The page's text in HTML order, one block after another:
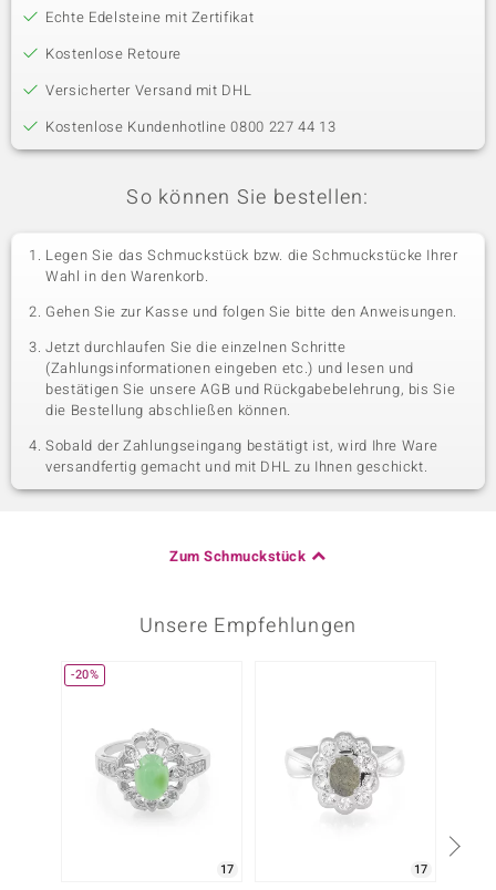
Echte Edelsteine mit Zertifikat
Kostenlose Retoure
Versicherter Versand mit DHL
Kostenlose Kundenhotline 0800 227 44 13
So können Sie bestellen:
Legen Sie das Schmuckstück bzw. die Schmuckstücke Ihrer
Wahl in den Warenkorb.
Gehen Sie zur Kasse und folgen Sie bitte den Anweisungen.
Jetzt durchlaufen Sie die einzelnen Schritte
(Zahlungsinformationen eingeben etc.) und lesen und
bestätigen Sie unsere AGB und Rückgabebelehrung, bis Sie
die Bestellung abschließen können.
Sobald der Zahlungseingang bestätigt ist, wird Ihre Ware
versandfertig gemacht und mit DHL zu Ihnen geschickt.
Zum Schmuckstück
Unsere Empfehlungen
-20%
17 17